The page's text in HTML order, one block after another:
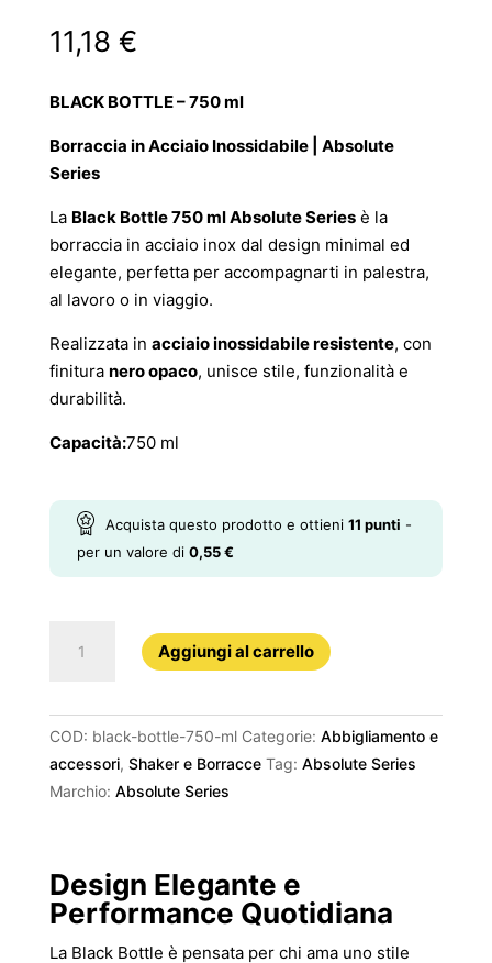
11,18 €
BLACK BOTTLE – 750 ml
Borraccia in Acciaio Inossidabile | Absolute
Series
La Black Bottle 750 ml Absolute Seriesè la
borraccia in acciaio inox dal design minimal ed
elegante, perfetta per accompagnarti in palestra,
al lavoro o in viaggio.
Realizzata in acciaio inossidabile resistente, con
finitura nero opaco, unisce stile, funzionalità e
durabilità.
Capacità:750 ml
Acquista questo prodotto e ottieni 11 punti -
per un valore di 0,55€
Bottle
ml
quantità
Aggiungi al carrello
COD: black-bottle-750-ml Categorie: Abbigliamento e
accessori, Shaker e Borracce Tag: Absolute Series
Marchio: Absolute Series
Design Elegante e
Performance Quotidiana
La Black Bottle è pensata per chi ama uno stile